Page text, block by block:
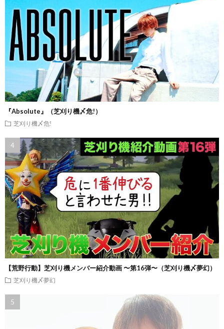
『Absolute』（芝刈り機〆危!）
芝刈り機〆危!
【荒野行動】芝刈り機メンバー紹介動画 〜第16弾〜（芝刈り機〆夢幻）
芝刈り機〆夢幻